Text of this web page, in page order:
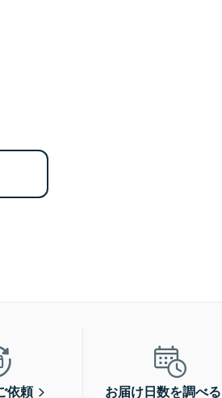
依頼 お届け日数を調べる